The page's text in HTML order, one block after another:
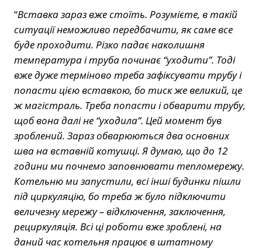
“Вставка зараз вже стоїть. Розумієте, в такій
ситуації неможливо передбачити, як саме все
буде проходити. Різко падає наколишня
температура і труба починає “уходити”. Тоді
вже дуже терміново треба зафіксувати трубу і
попасти цією вставкою, бо тиск же великий, це
ж магістраль. Треба попасти і обварити трубу,
щоб вона далі не “уходила”. Цей момент був
зроблений. Зараз обварюються два основних
шва на вставній котушці. Я думаю, що до 12
години ми почнемо заповнювати тепломережу.
Котельню ми запустили, всі інші будинки пішли
під циркуляцію, бо треба ж було підключити
величезну мережу – відключення, заключення,
рециркуляція. Всі ці роботи вже зроблені, на
даний час котельня працює в штатному